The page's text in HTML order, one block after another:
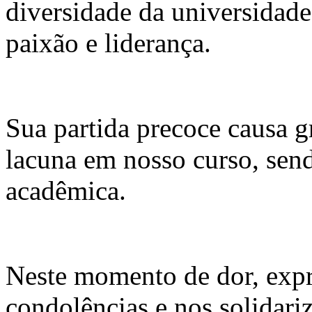
diversidade da
paixão e liderança.
Sua partida precoce causa
lacuna em nosso curso,
acadêmica.
Neste momento de dor,